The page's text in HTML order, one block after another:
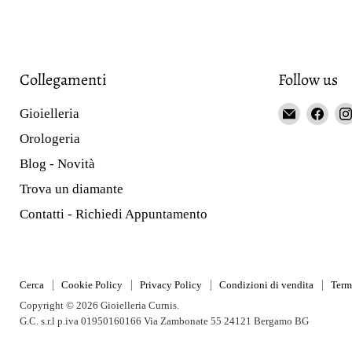
Collegamenti
Gioielleria
Orologeria
Blog - Novità
Trova un diamante
Contatti - Richiedi Appuntamento
Follow us
EmailFind
Cerca Cookie Policy Privacy Policy Condizioni di vendita
Copyright © 2026 Gioielleria Curnis.
G.C. s.r.l p.iva 01950160166 Via Zambonate 55 24121 Bergamo BG